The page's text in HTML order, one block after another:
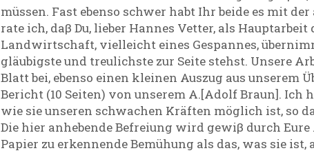
müssen. Fast ebenso schwer habt Ihr beide es mit
rate ich, daβ Du, lieber Hannes Vetter, als
Landwirtschaft, vielleicht eines Gespannes,
gläubigste und treulichste zur Seite stehst. Unsere
Blatt bei, ebenso einen kleinen Auszug aus unserem
Bericht (10 Seiten) von unserem A.[Adolf Braun]. Ich
wie sie unseren schwachen Kräften möglich ist, so
Die hier anhebende Befreiung wird gewiβ durch
Papier zu erkennende Bemühung als das, was sie